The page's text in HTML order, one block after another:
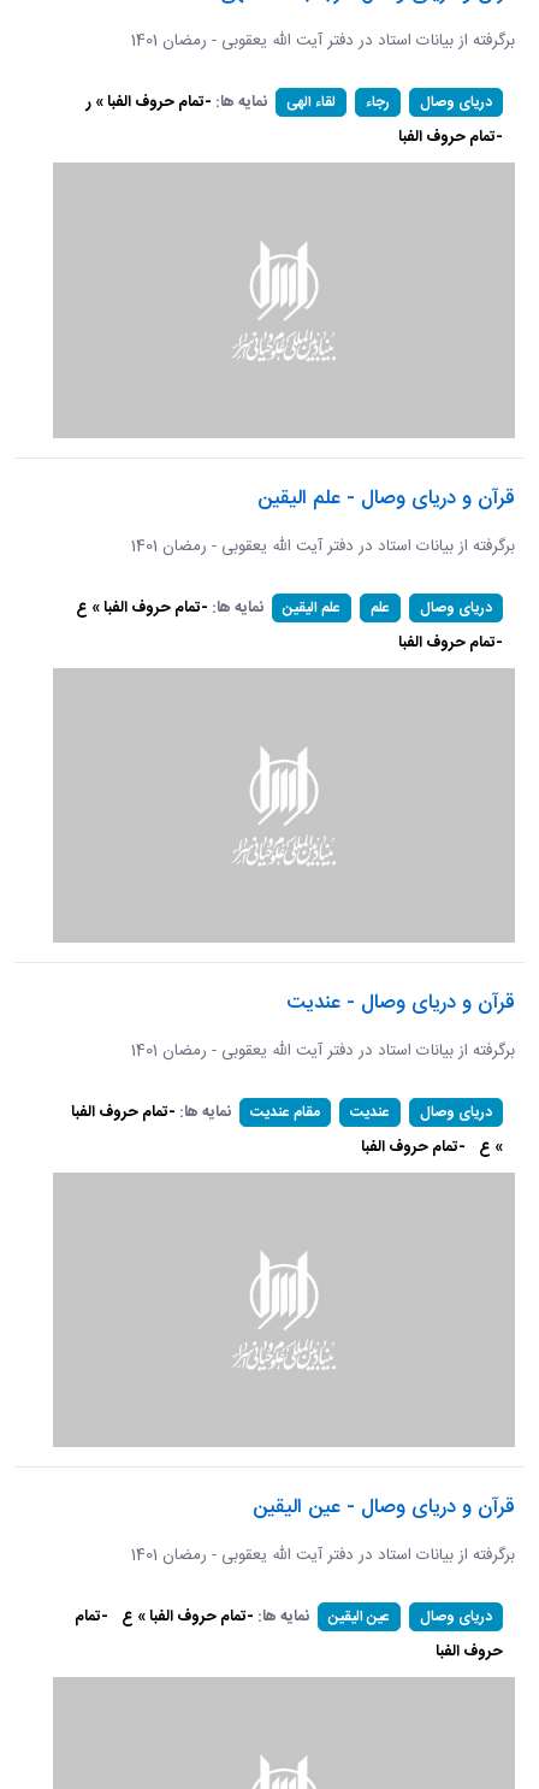
برگرفته از بیانات استاد در دفتر آیت الله یعقوبی - رمضان 1401
دریای وصال رجاء لقاء الهی نمایه ها: -تمام حروف الفبا » ر
-تمام حروف الفبا
قرآن و دریای وصال - علم الیقین
برگرفته از بیانات استاد در دفتر آیت الله یعقوبی - رمضان 1401
دریای وصال علم علم الیقین نمایه ها: -تمام حروف الفبا » ع
-تمام حروف الفبا
قرآن و دریای وصال - عندیت
برگرفته از بیانات استاد در دفتر آیت الله یعقوبی - رمضان 1401
دریای وصال عندیت مقام عندیت نمایه ها: -تمام حروف الفبا
» ع -تمام حروف الفبا
قرآن و دریای وصال - عین الیقین
برگرفته از بیانات استاد در دفتر آیت الله یعقوبی - رمضان 1401
دریای وصال عین الیقین نمایه ها: -تمام حروف الفبا » ع -تمام
حروف الفبا